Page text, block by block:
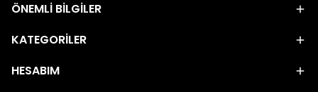
ÖNEMLİ BİLGİLER
KATEGORİLER
HESABIM